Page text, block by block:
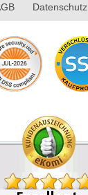
Datenschutz